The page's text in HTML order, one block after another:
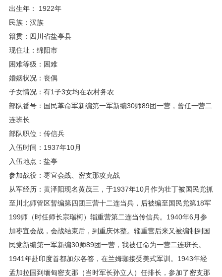
出生年： 1922年
民族：汉族
籍贯：四川省盐亭县
现住址：绵阳市
困难等级：困难
婚姻状况：丧偶
子女情况：有1子3女均在农村务农
部队番号：国民革命军新编第一军新编30师89团一营，曾任一营二
连班长
部队职位：传信兵
入伍时间：1937年10月
入伍地点：盐亭
参加战役：枣宜会战、密支那攻克战
从军经历：黄泽阳现名黄茂三，于1937年10月作为壮丁被国民党抓
至川北师管区暂编第四团三营十二连当兵，后被编至国民党第18军
199师（时任师长宗瑞柯）辎重营第二连当传信兵。1940年6月参
加枣宜会战，会战结束后，到重庆休整。辎重营后来又被编制到国
民党新编第一军新编30师89团一营，我被任命为一营二连班长。
1941年赴印度首都加尔各答，在兰姆珈接受美式军训。1943年经
孟加拉国到缅甸密支那（当时军长孙立人）任排长，参加了密支那